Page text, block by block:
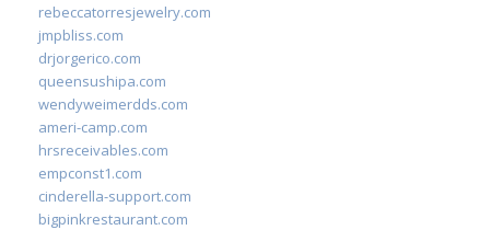
rebeccatorresjewelry.com
jmpbliss.com
drjorgerico.com
queensushipa.com
wendyweimerdds.com
ameri-camp.com
hrsreceivables.com
empconst1.com
cinderella-support.com
bigpinkrestaurant.com